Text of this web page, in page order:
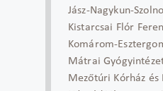
Jász-Nagykun-
Kistarcsai Flór
Komárom-
Mátrai
Mezőtúri Kórház és